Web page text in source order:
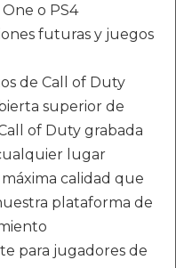
o PS4
futuras y juegos
de Call of Duty
superior de
of Duty grabada
lugar
calidad que
plataforma de
para jugadores de